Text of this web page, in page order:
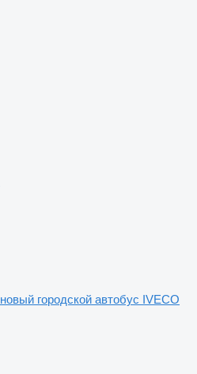
новый городской автобус IVECO